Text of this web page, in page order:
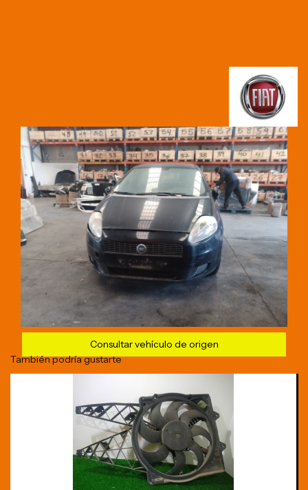
Consultar vehículo de origen
También podría gustarte